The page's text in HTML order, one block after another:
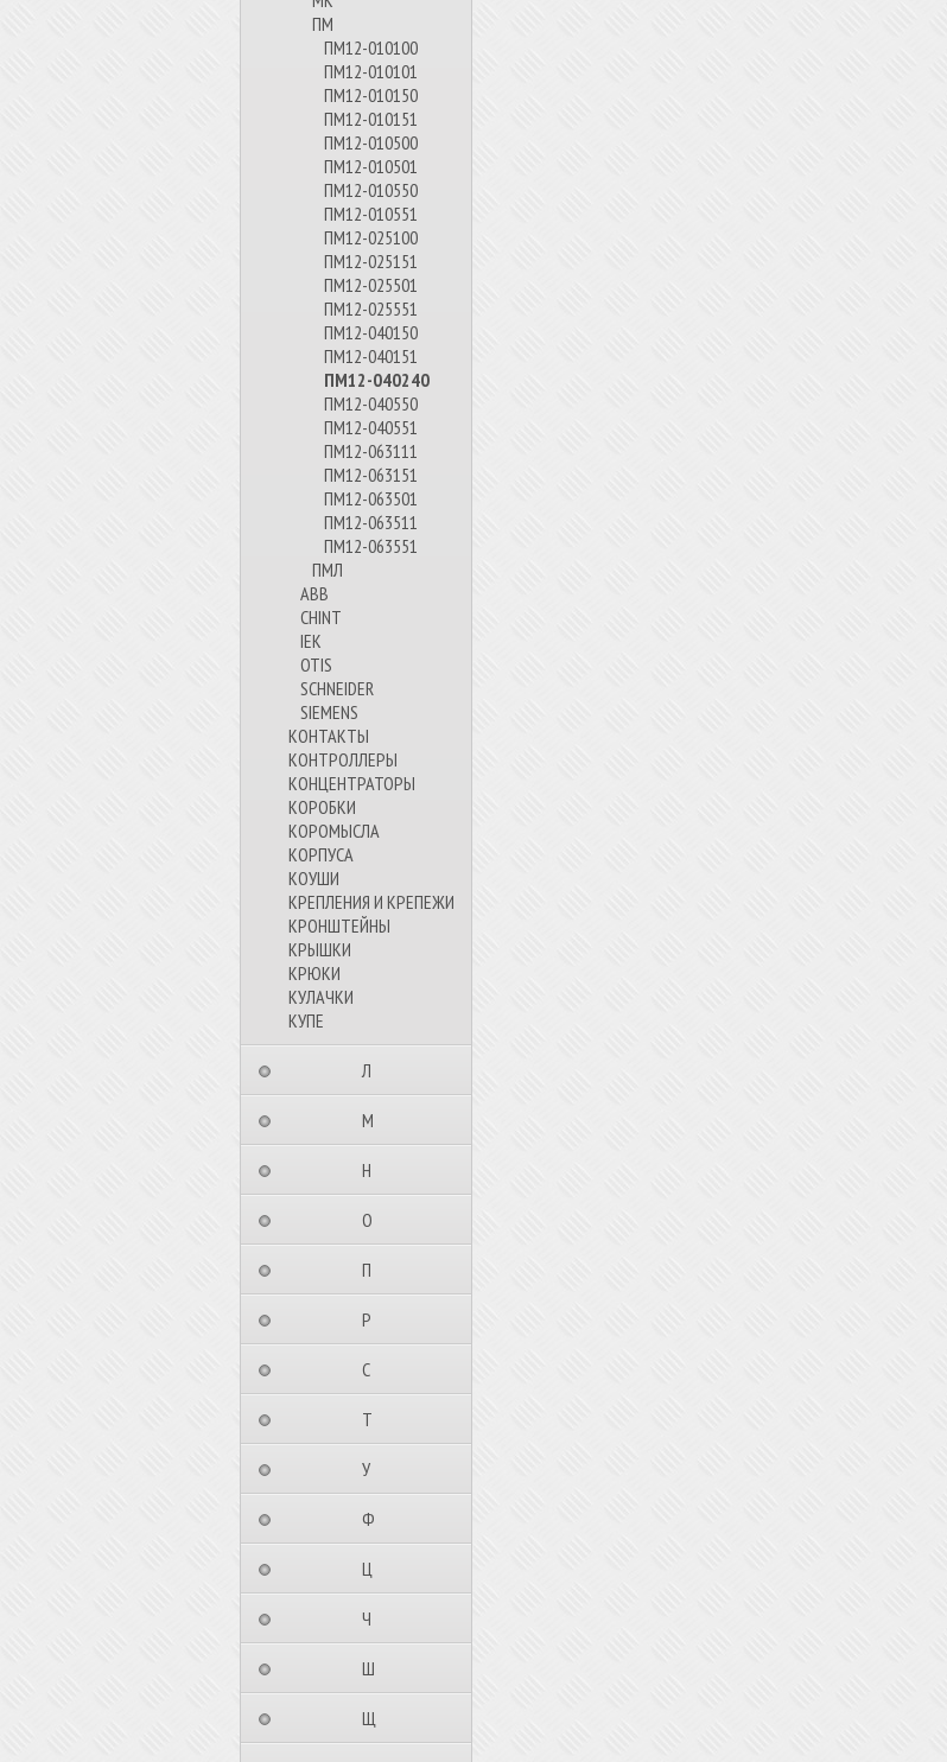
ПМ
ПМ12-010100
ПМ12-010101
ПМ12-010150
ПМ12-010151
ПМ12-010500
ПМ12-010501
ПМ12-010550
ПМ12-010551
ПМ12-025100
ПМ12-025151
ПМ12-025501
ПМ12-025551
ПМ12-040150
ПМ12-040151
ПМ12-040240
ПМ12-040550
ПМ12-040551
ПМ12-063111
ПМ12-063151
ПМ12-063501
ПМ12-063511
ПМ12-063551
ПМЛ
ABB
CHINT
IEK
OTIS
SCHNEIDER
SIEMENS
КОНТАКТЫ
КОНТРОЛЛЕРЫ
КОНЦЕНТРАТОРЫ
КОРОБКИ
КОРОМЫСЛА
КОРПУСА
КОУШИ
КРЕПЛЕНИЯ И КРЕПЕЖИ
КРОНШТЕЙНЫ
КРЫШКИ
КРЮКИ
КУЛАЧКИ
КУПЕ
⠀⠀⠀⠀⠀⠀Л⠀⠀⠀⠀⠀⠀⠀
⠀⠀⠀⠀⠀⠀М⠀⠀⠀⠀⠀⠀⠀
⠀⠀⠀⠀⠀⠀Н⠀⠀⠀⠀⠀⠀⠀
⠀⠀⠀⠀⠀⠀О⠀⠀⠀⠀⠀⠀⠀
⠀⠀⠀⠀⠀⠀П⠀⠀⠀⠀⠀⠀⠀
⠀⠀⠀⠀⠀⠀Р⠀⠀⠀⠀⠀⠀⠀
⠀⠀⠀⠀⠀⠀С⠀⠀⠀⠀⠀⠀⠀
⠀⠀⠀⠀⠀⠀Т⠀⠀⠀⠀⠀⠀⠀
⠀⠀⠀⠀⠀⠀У⠀⠀⠀⠀⠀⠀⠀
⠀⠀⠀⠀⠀⠀Ф⠀⠀⠀⠀⠀⠀⠀
⠀⠀⠀⠀⠀⠀Ц⠀⠀⠀⠀⠀⠀⠀
⠀⠀⠀⠀⠀⠀Ч⠀⠀⠀⠀⠀⠀⠀
⠀⠀⠀⠀⠀⠀Ш⠀⠀⠀⠀⠀⠀⠀
⠀⠀⠀⠀⠀⠀Щ⠀⠀⠀⠀⠀⠀⠀